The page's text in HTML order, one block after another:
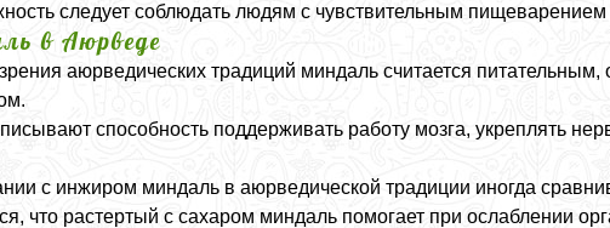
следует соблюдать людям с чувствительным пищеварением
в Аюрведе
аюрведических традиций миндаль считается
способность поддерживать работу мозга, укреплять
с инжиром миндаль в аюрведической традиции иногда
что растертый с сахаром миндаль помогает при ослаблении